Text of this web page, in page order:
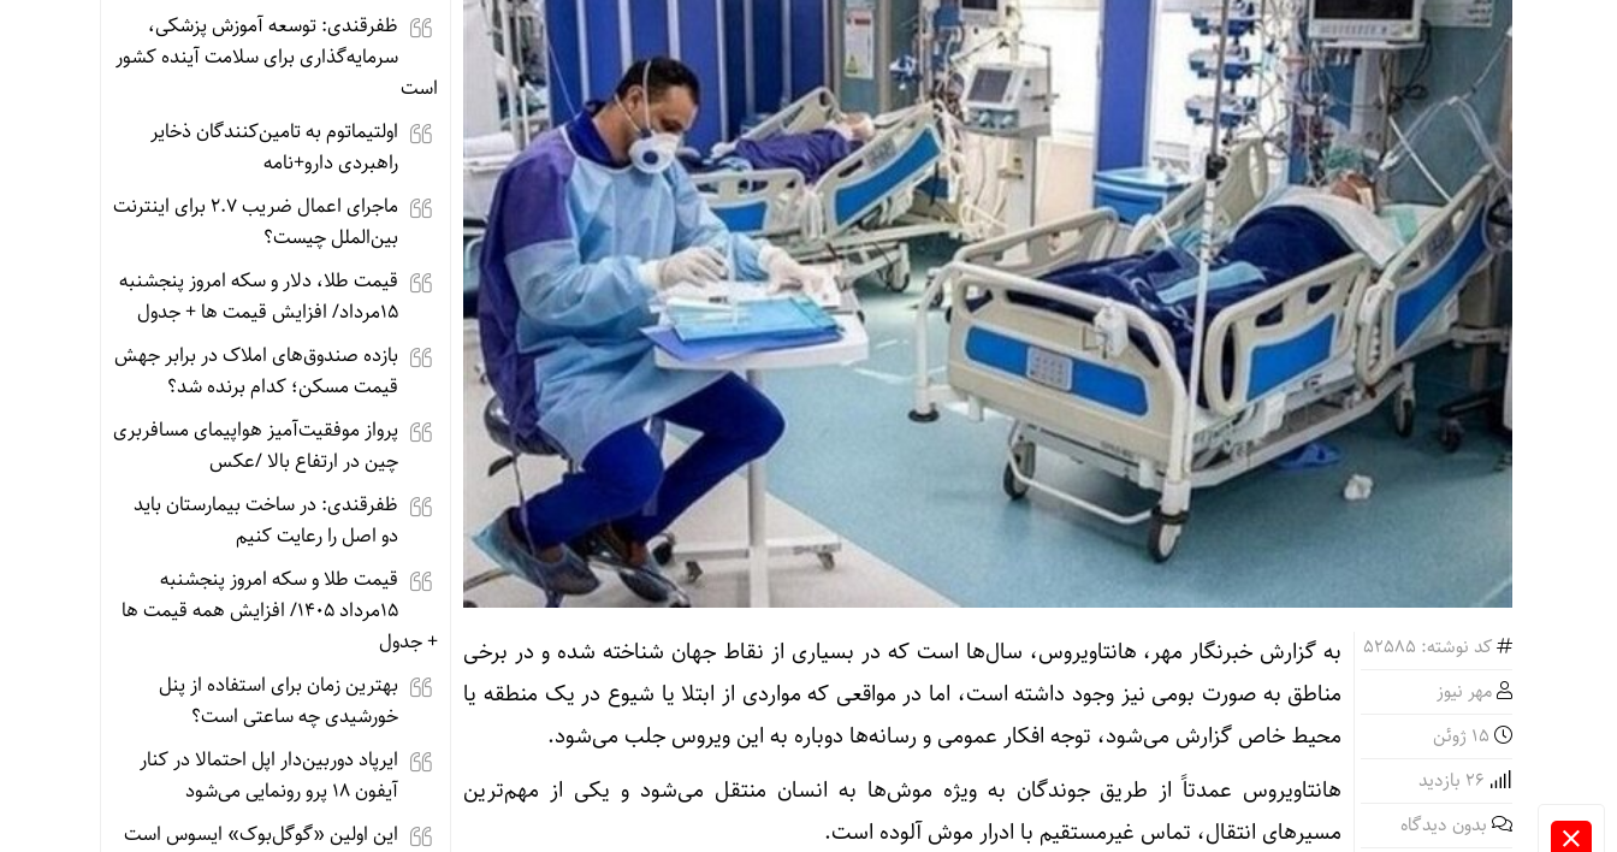
کد نوشته: 52585
مهر نیوز
بدون دیدگاه
به گزارش خبرنگار مهر، هانتاویروس، سال‌ها است که در بسیاری از نقاط جهان شناخته شده و در برخی
مناطق به‌ صورت بومی نیز وجود داشته است، اما در مواقعی که مواردی از ابتلا یا شیوع در یک منطقه یا
محیط خاص گزارش می‌شود، توجه افکار عمومی و رسانه‌ها دوباره به این ویروس جلب می‌شود.
هانتاویروس عمدتاً از طریق جوندگان به‌ ویژه موش‌ها به انسان منتقل می‌شود و یکی از مهم‌ترین
مسیرهای انتقال، تماس غیرمستقیم با ادرار موش آلوده است.
ظفرقندی: توسعه آموزش پزشکی،
سرمایه‌گذاری برای سلامت آینده کشور
است
اولتیماتوم به تامین‌کنندگان ذخایر
راهبردی دارو+نامه
ماجرای اعمال ضریب ۲.۷ برای اینترنت
بین‌الملل چیست؟
قیمت طلا، دلار و سکه امروز پنجشنبه
15مرداد/ افزایش قیمت ها + جدول
بازده صندوق‌های املاک در برابر جهش
قیمت مسکن؛ کدام برنده شد؟
پرواز موفقیت‌آمیز هواپیمای مسافربری
چین در ارتفاع بالا /عکس
ظفرقندی: در ساخت بیمارستان باید
دو اصل را رعایت کنیم
قیمت طلا و سکه امروز پنجشنبه
15مرداد 1405/ افزایش همه قیمت ها
+ جدول
بهترین زمان برای استفاده از پنل
خورشیدی چه ساعتی است؟
ایرپاد دوربین‌دار اپل احتمالا در کنار
آیفون ۱۸ پرو رونمایی می‌شود
این اولین «گوگل‌بوک» ایسوس است